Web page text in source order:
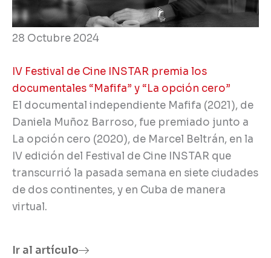
28 Octubre 2024
IV Festival de Cine INSTAR premia los
documentales “Mafifa” y “La opción cero”
El documental independiente Mafifa (2021), de
Daniela Muñoz Barroso, fue premiado junto a
La opción cero (2020), de Marcel Beltrán, en la
IV edición del Festival de Cine INSTAR que
transcurrió la pasada semana en siete ciudades
de dos continentes, y en Cuba de manera
virtual.
Ir al artículo